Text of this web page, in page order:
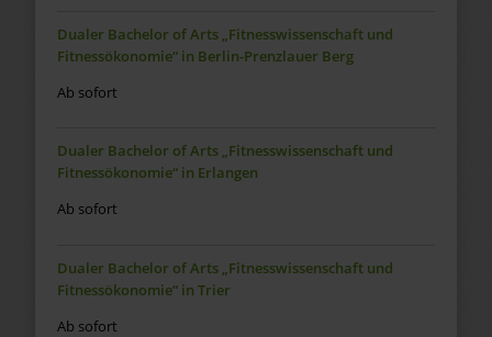
Dualer Bachelor of Arts „Fitnesswissenschaft und
Fitnessökonomie“ in Berlin-Prenzlauer Berg
Ab sofort
Dualer Bachelor of Arts „Fitnesswissenschaft und
Fitnessökonomie“ in Erlangen
Ab sofort
Dualer Bachelor of Arts „Fitnesswissenschaft und
Fitnessökonomie“ in Trier
Ab sofort